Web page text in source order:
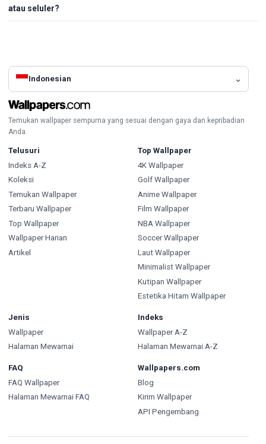
atau seluler?
Indonesian
Temukan wallpaper sempurna yang sesuai dengan gaya dan kepribadian
Anda.
Telusuri
Indeks A-Z
Koleksi
Temukan Wallpaper
Terbaru Wallpaper
Top Wallpaper
Wallpaper Harian
Artikel
Top Wallpaper
4K Wallpaper
Golf Wallpaper
Anime Wallpaper
Film Wallpaper
NBA Wallpaper
Soccer Wallpaper
Laut Wallpaper
Minimalist Wallpaper
Kutipan Wallpaper
Estetika Hitam Wallpaper
Jenis
Wallpaper
Halaman Mewarnai
Indeks
Wallpaper A-Z
Halaman Mewarnai A-Z
FAQ
FAQ Wallpaper
Halaman Mewarnai FAQ
Wallpapers.com
Blog
Kirim Wallpaper
API Pengembang